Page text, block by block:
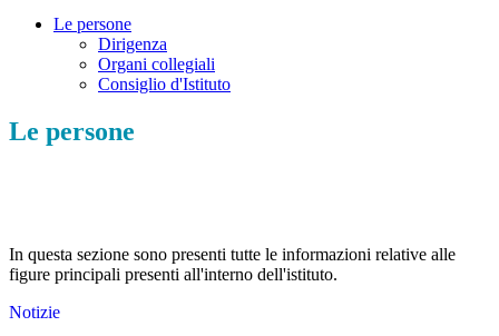
Le persone
Dirigenza
Organi collegiali
Consiglio d'Istituto
Le persone
In questa sezione sono presenti tutte le informazioni relative alle
figure principali presenti all'interno dell'istituto.
Notizie